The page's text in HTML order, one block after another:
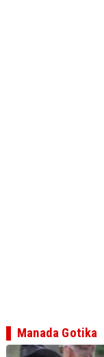
Manada Gotika